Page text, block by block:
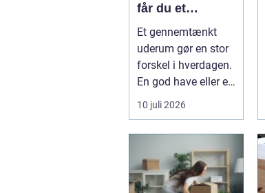
får du et
uderum, der
holder i mange
år
Et gennemtænkt
uderum gør en stor
forskel i hverdagen.
En god have eller et
velplejet fællesareal
gi...
10 juli 2026